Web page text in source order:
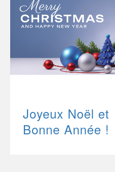
Joyeux Noël et
Bonne Année !